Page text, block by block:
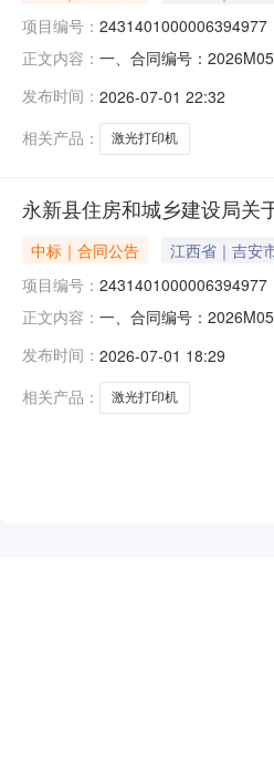
项目编号： 2431401000006394977
正文内容： 一、合同编号：
新县城北（湘赣大道）
发布时间： 2026-07-01 22:32
相关产品：
激光打印机
永新县住房和城乡建设局关
中标｜合同公告 江西省｜吉安
项目编号： 2431401000006394977
正文内容： 一、合同编号：
城北（湘赣大道）联系
发布时间： 2026-07-01 18:29
相关产品：
激光打印机